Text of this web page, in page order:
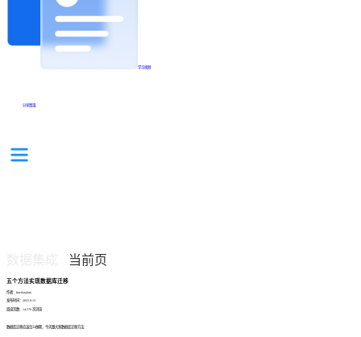
学习视频
分享集锦
当前页
五个方法实现数据库迁移
作者：finedatalink
发布时间：2023.9.13
阅读次数：14,370 次浏览
数据库迁移应该怎么做呢，今天跟大家数据库迁移方法：